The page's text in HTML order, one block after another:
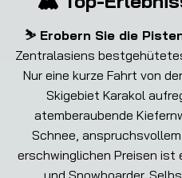
⛷️ Erobern Sie die
Zentralasiens
Nur eine kurze Fahrt von
Skigebiet Karakol
atemberaubende
Schnee,
erschwinglichen Preisen ist
und Snowboarder.